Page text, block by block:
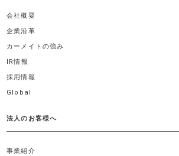
会社概要
企業沿革
カーメイトの強み
IR情報
採用情報
Global
法人のお客様へ
事業紹介